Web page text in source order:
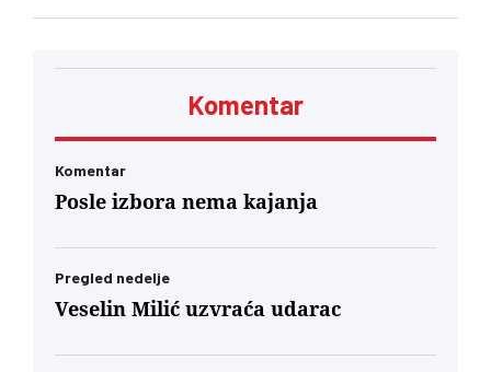
premijera Aljbina Kurtija
Komentar
Komentar
Posle izbora nema kajanja
Pregled nedelje
Veselin Milić uzvraća udarac